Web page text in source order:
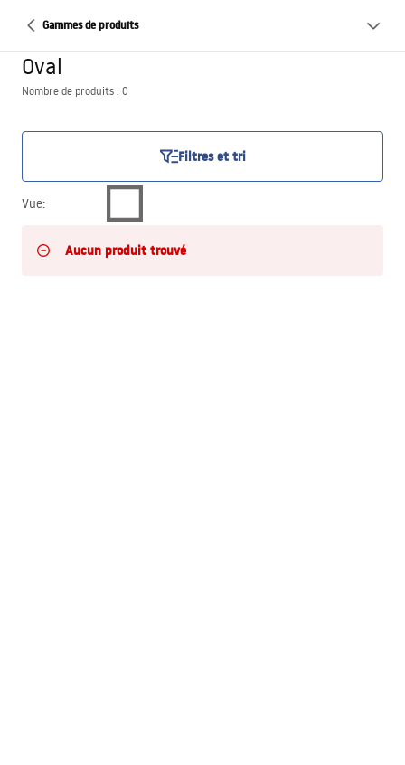
Gammes de produits
Oval
Nombre de produits : 0
Filtres et tri
Vue:
Aucun produit trouvé